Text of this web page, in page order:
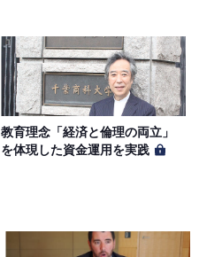
教育理念「経済と倫理の両立」
を体現した資金運用を実践